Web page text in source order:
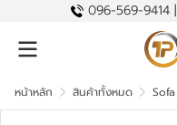
096-569-9414 |
หน้าหลัก สินค้าทั้งหมด Sofa